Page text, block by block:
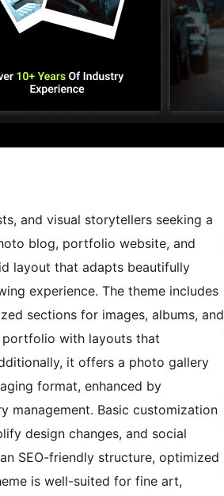
and visual storytellers seeking a
blog, portfolio website, and
layout that adapts beautifully
experience. The theme includes
sections for images, albums, and
with layouts that
it offers a photo gallery
format, enhanced by
management. Basic customization
design changes, and social
SEO-friendly structure, optimized
is well-suited for fine art,